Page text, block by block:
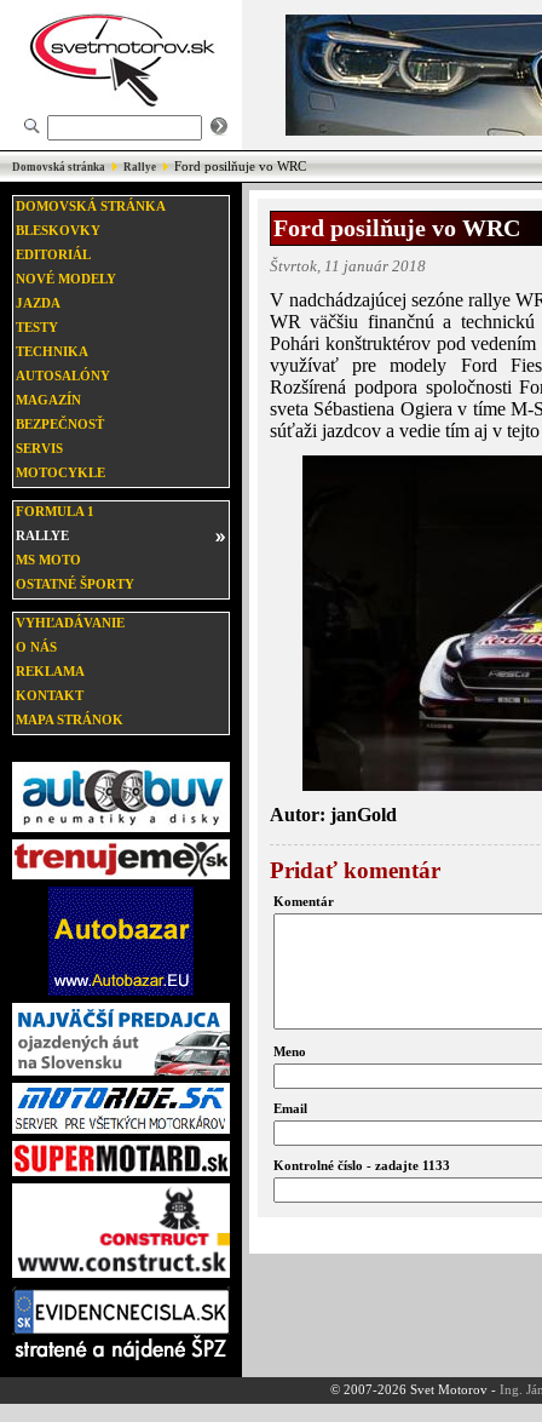
Domovská stránka Rallye Ford posilňuje vo WRC
DOMOVSKÁ STRÁNKA
BLESKOVKY
EDITORIÁL
NOVÉ MODELY
JAZDA
TESTY
TECHNIKA
AUTOSALÓNY
MAGAZÍN
BEZPEČNOSŤ
SERVIS
MOTOCYKLE
FORMULA 1
RALLYE
MS MOTO
OSTATNÉ ŠPORTY
VYHĽADÁVANIE
O NÁS
REKLAMA
KONTAKT
MAPA STRÁNOK
Ford posilňuje vo WRC
Štvrtok, 11 január 2018
V nadchádzajúcej sezóne rallye
WR väčšiu finančnú a
Pohári konštruktérov pod
využívať pre modely Ford
Rozšírená podpora spoločnosti
sveta Sébastiena Ogiera v tíme
súťaži jazdcov a vedie tím aj v
Autor: janGold
Pridať komentár
Komentár
Meno
Email
Kontrolné číslo - zadajte 1133
© 2007-2026 Svet Motorov -Ing.